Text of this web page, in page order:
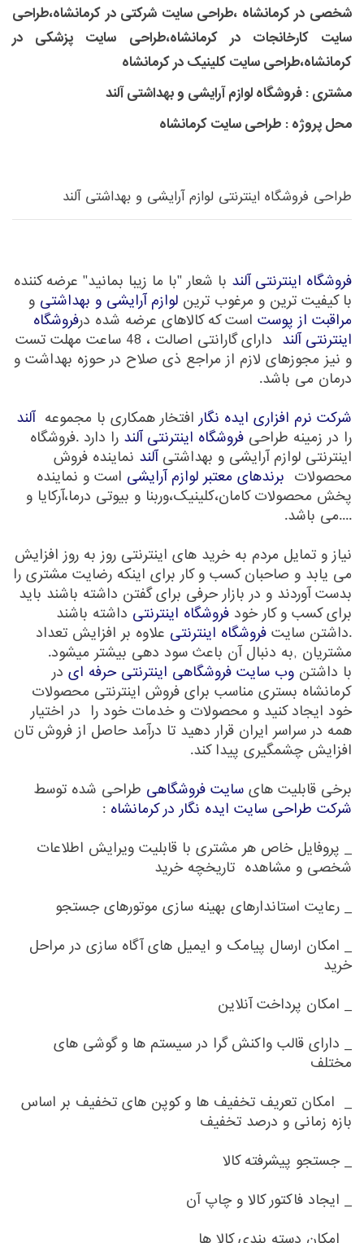
شخصی در کرمانشاه ،طراحی سایت شرکتی در کرمانشاه،طراحی
سایت کارخانجات در کرمانشاه،طراحی سایت پزشکی در
کرمانشاه،طراحی سایت کلینیک در کرمانشاه
مشتری : فروشگاه لوازم آرایشی و بهداشتی آلند
محل پروژه : طراحی سایت کرمانشاه
طراحی فروشگاه اینترنتی لوازم آرایشی و بهداشتی آلند
فروشگاه اینترنتی آلند با شعار "با ما زیبا بمانید" عرضه کننده
با کیفیت ترین و مرغوب ترین لوازم آرایشی و بهداشتی و
مراقبت از پوست است که کالاهای عرضه شده درفروشگاه
اینترنتی آلند
دارای گارانتی اصالت ، 48 ساعت مهلت تست
و نیز مجوزهای لازم از مراجع ذی صلاح در حوزه بهداشت و
درمان می باشد.
شرکت نرم افزاری ایده نگار افتخار همکاری با مجموعه آلند
را در زمینه طراحی فروشگاه اینترنتی آلند را دارد .فروشگاه
اینترنتی لوازم آرایشی و بهداشتیآلند نماینده فروش
محصولات برندهای معتبر لوازم آرایشی است و نماینده
پخش محصولات کامان،کلینیک،وربنا و بیوتی درما،آرکایا و
....می باشد.
نیاز و تمایل مردم به خرید های اینترنتی روز به روز افزایش
می یابد و صاحبان کسب و کار برای اینکه رضایت مشتری را
بدست آوردند و در بازار حرفی برای گفتن داشته باشند باید
برای کسب و کار خود فروشگاه اینترنتی داشته باشند
.داشتن سایت فروشگاه اینترنتی علاوه بر افزایش تعداد
مشتریان ,به دنبال آن باعث سود دهی بیشتر میشود.
با داشتن وب سایت فروشگاهی اینترنتی حرفه ای در
کرمانشاه بستری مناسب برای فروش اینترنتی محصولات
خود ایجاد کنید و محصولات و خدمات خود را در اختیار
همه در سراسر ایران قرار دهید تا درآمد حاصل از فروش تان
افزایش چشمگیری پیدا کند.
برخی قابلیت های سایت فروشگاهی طراحی شده توسط
شرکت طراحی سایت ایده نگار در کرمانشاه :
_ پروفایل خاص هر مشتری با قابلیت ویرایش اطلاعات
شخصی و مشاهده تاریخچه خرید
_ رعایت استاندارهای بهینه سازی موتورهای جستجو
_ امکان ارسال پیامک و ایمیل های آگاه سازی در مراحل
خرید
_ امکان پرداخت آنلاین
_ دارای قالب واکنش گرا در سیستم ها و گوشی های
مختلف
_ امکان تعریف تخفیف ها و کوپن های تخفیف بر اساس
بازه زمانی و درصد تخفیف
_ جستجو پیشرفته کالا
_ ایجاد فاکتور کالا و چاپ آن